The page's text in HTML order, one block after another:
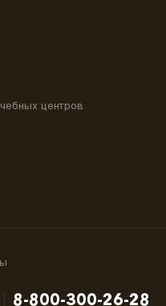
центров
8-800-300-26-28